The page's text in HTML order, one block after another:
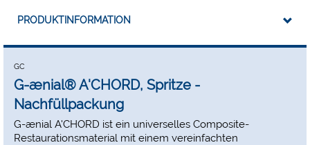
PRODUKTINFORMATION
GC
G-ænial® A'CHORD, Spritze -
Nachfüllpackung
G-ænial A'CHORD ist ein universelles Composite-
Restaurationsmaterial mit einem vereinfachten